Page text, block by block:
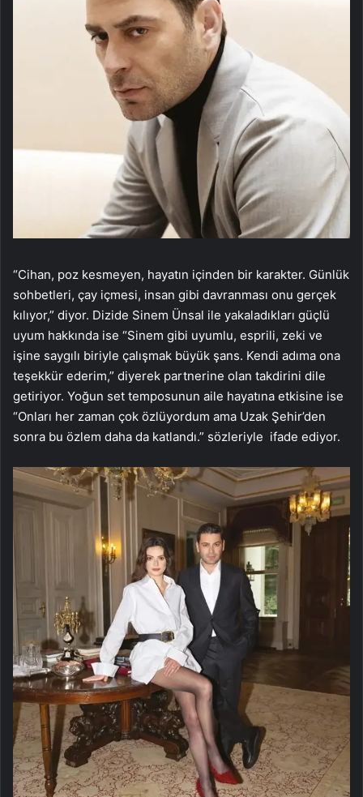
“Cihan, poz kesmeyen, hayatın içinden bir karakter. Günlük
sohbetleri, çay içmesi, insan gibi davranması onu gerçek
kılıyor,” diyor. Dizide Sinem Ünsal ile yakaladıkları güçlü
uyum hakkında ise “Sinem gibi uyumlu, esprili, zeki ve
işine saygılı biriyle çalışmak büyük şans. Kendi adıma ona
teşekkür ederim,” diyerek partnerine olan takdirini dile
getiriyor. Yoğun set temposunun aile hayatına etkisine ise
“Onları her zaman çok özlüyordum ama Uzak Şehir’den
sonra bu özlem daha da katlandı.” sözleriyle ifade ediyor.